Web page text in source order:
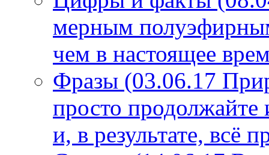
мерным
чем в настоящее
Фразы (03.06.17
просто продолжайте
и, в результате, всё